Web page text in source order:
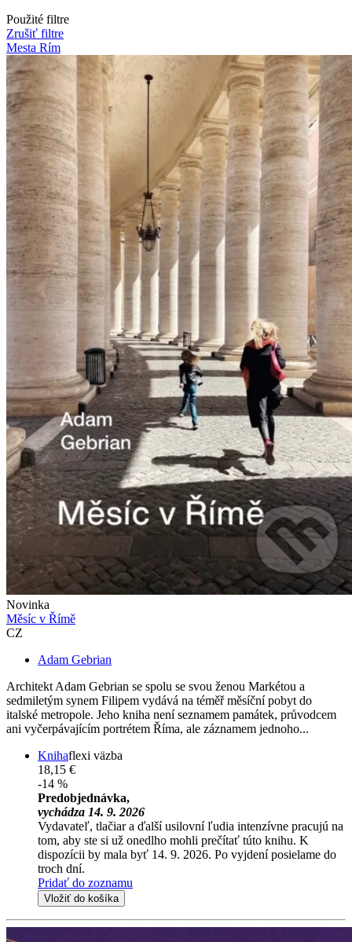
Použité filtre
Zrušiť filtre
Mesta Rím
Novinka
Měsíc v Římě
CZ
Adam Gebrian
Architekt Adam Gebrian se spolu se svou ženou Markétou a
sedmiletým synem Filipem vydává na téměř měsíční pobyt do
italské metropole. Jeho kniha není seznamem památek, průvodcem
ani vyčerpávajícím portrétem Říma, ale záznamem jednoho...
Knihaflexi väzba
18,15 €
-14 %
Predobjednávka,
vychádza 14. 9. 2026
Vydavateľ, tlačiar a ďalší usilovní ľudia intenzívne pracujú na
tom, aby ste si už onedlho mohli prečítať túto knihu. K
dispozícii by mala byť 14. 9. 2026. Po vyjdení posielame do
troch dní.
Pridať do zoznamu
Vložiť do košíka